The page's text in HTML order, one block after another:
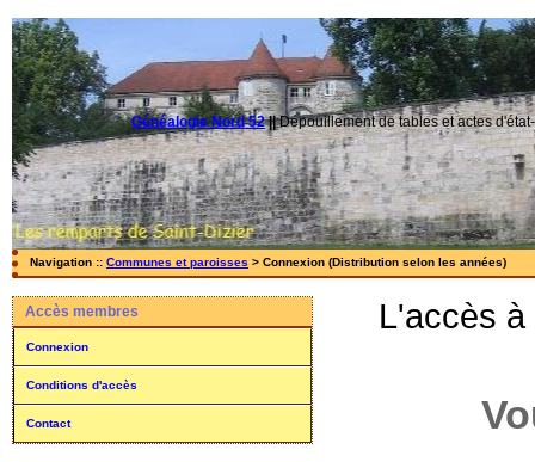
Généalogie Nord 52||Dépouillement de tables et actes
Navigation :: Communes et paroisses > Connexion (Distribution selon les années)
Accès membres
Connexion
Conditions d'accès
Contact
L'accès